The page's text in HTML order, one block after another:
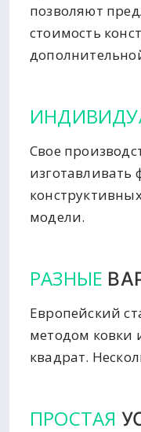
позволяют
стоимость
Свое
изготавливать
модели.
РАЗНЫЕ
Европейский
методом ковки
квадрат.
ПРОСТАЯ